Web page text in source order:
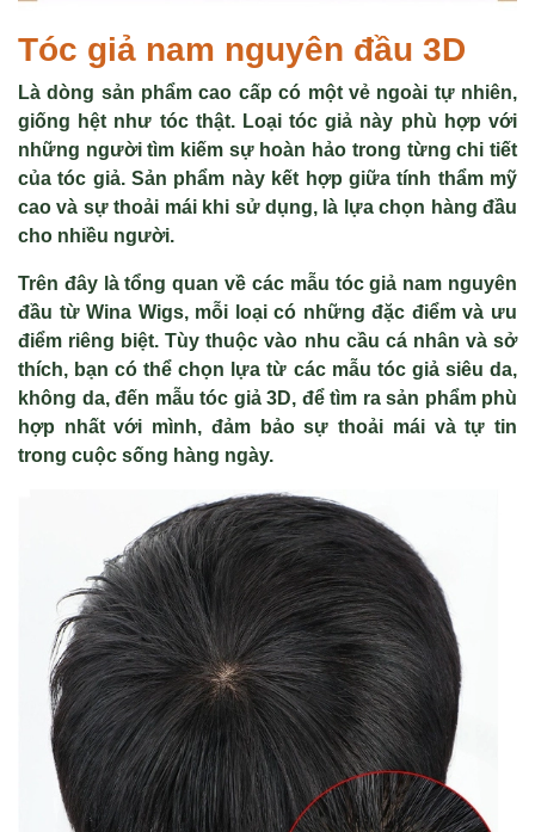
Tóc giả nam nguyên đầu 3D
Là dòng sản phẩm cao cấp có một vẻ ngoài tự nhiên,
giống hệt như tóc thật. Loại tóc giả này phù hợp với
những người tìm kiếm sự hoàn hảo trong từng chi tiết
của tóc giả. Sản phẩm này kết hợp giữa tính thẩm mỹ
cao và sự thoải mái khi sử dụng, là lựa chọn hàng đầu
cho nhiều người.
Trên đây là tổng quan về các mẫu tóc giả nam nguyên
đầu từ Wina Wigs, mỗi loại có những đặc điểm và ưu
điểm riêng biệt. Tùy thuộc vào nhu cầu cá nhân và sở
thích, bạn có thể chọn lựa từ các mẫu tóc giả siêu da,
không da, đến mẫu tóc giả 3D, để tìm ra sản phẩm phù
hợp nhất với mình, đảm bảo sự thoải mái và tự tin
trong cuộc sống hàng ngày.